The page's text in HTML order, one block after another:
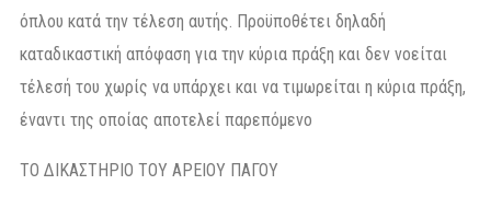
όπλου κατά την τέλεση αυτής. Προϋποθέτει δηλαδή
καταδικαστική απόφαση για την κύρια πράξη και δεν νοείται
τέλεσή του χωρίς να υπάρχει και να τιμωρείται η κύρια πράξη,
έναντι της οποίας αποτελεί παρεπόμενο
ΤΟ ΔΙΚΑΣΤΗΡΙΟ ΤΟΥ ΑΡΕΙΟΥ ΠΑΓΟΥ